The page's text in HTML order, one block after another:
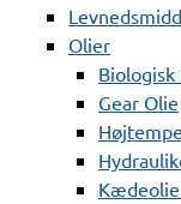
Olier
Gear Olie